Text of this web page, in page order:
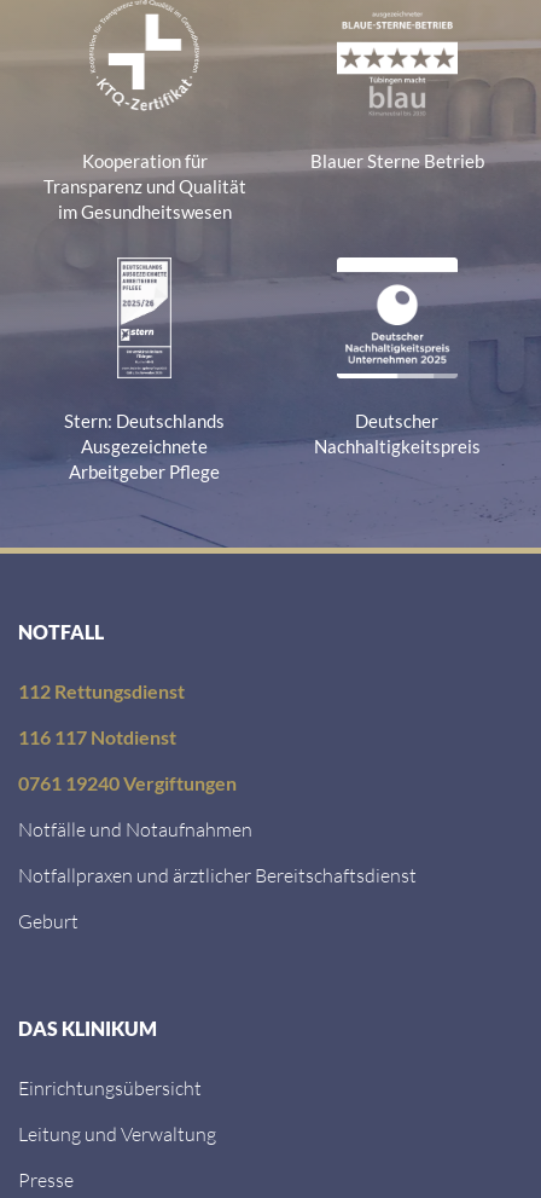
Kooperation für
Transparenz und Qualität
im Gesundheitswesen
Blauer Sterne Betrieb
Stern: Deutschlands
Ausgezeichnete
Arbeitgeber Pflege
Deutscher
Nachhaltigkeitspreis
NOTFALL
112 Rettungsdienst
116 117 Notdienst
0761 19240 Vergiftungen
Notfälle und Notaufnahmen
Notfallpraxen und ärztlicher Bereitschaftsdienst
Geburt
DAS KLINIKUM
Einrichtungsübersicht
Leitung und Verwaltung
Presse